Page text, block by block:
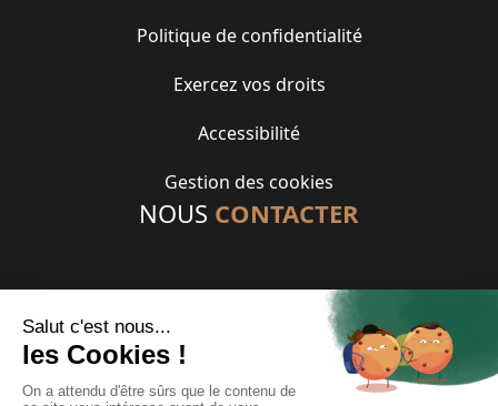
Politique de confidentialité
Exercez vos droits
Accessibilité
Gestion des cookies
NOUS CONTACTER
contact@gennevilliershabitat.fr
33 rue des Chevrins